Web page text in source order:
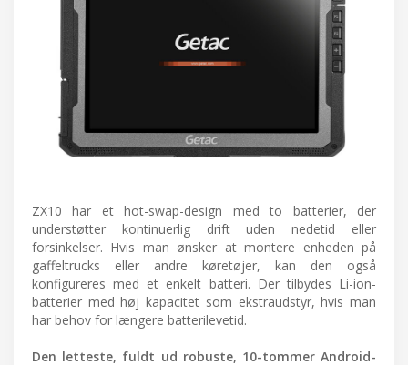
ZX10 har et hot-swap-design med to batterier, der
understøtter kontinuerlig drift uden nedetid eller
forsinkelser. Hvis man ønsker at montere enheden på
gaffeltrucks eller andre køretøjer, kan den også
konfigureres med et enkelt batteri. Der tilbydes Li-ion-
batterier med høj kapacitet som ekstraudstyr, hvis man
har behov for længere batterilevetid.
Den letteste, fuldt ud robuste, 10-tommer Android-